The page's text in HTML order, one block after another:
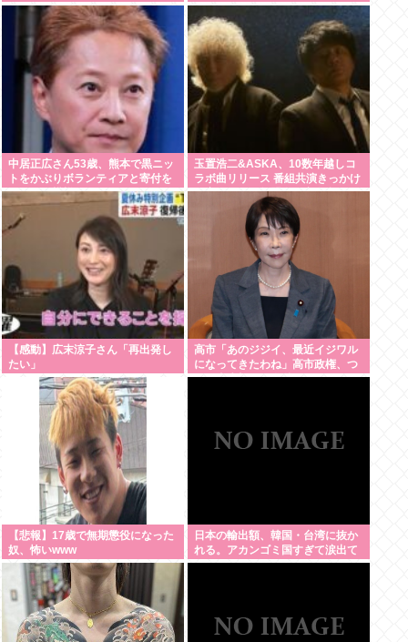
中居正広さん53歳、熊本で黒ニッ
トをかぶりボランティアと寄付を
している模様
玉置浩二&ASKA、10数年越しコ
ラボ曲リリース 番組共演きっかけ
で実現…同い年盟友の完全合作
【感動】広末涼子さん「再出発し
たい」
高市「あのジジイ、最近イジワル
になってきたわね」高市政権、つ
いに麻生切り！嫌儲はどっちにつ
【悲報】17歳で無期懲役になった
奴、怖いwww
日本の輸出額、韓国・台湾に抜か
れる。アカンゴミ国すぎて涙出て
きた…